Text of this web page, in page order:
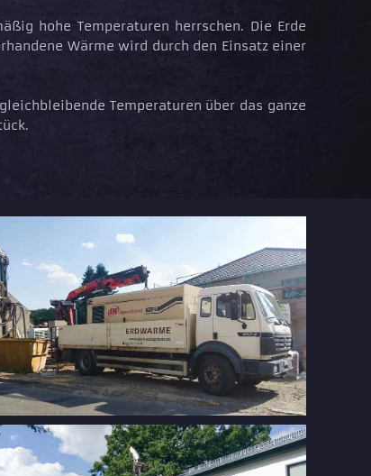
hohe Temperaturen herrschen. Die Erde
Wärme wird durch den Einsatz einer
Temperaturen über das ganze
für eine Erdwärmebohrung an
einem EFH